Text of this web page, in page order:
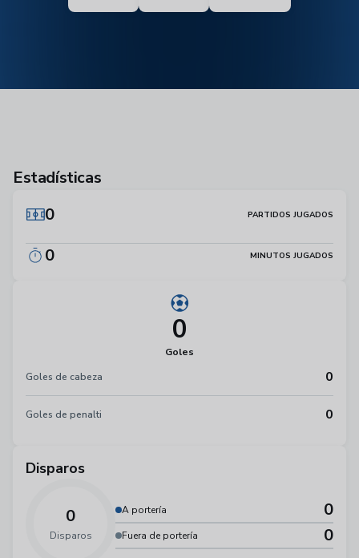
Estadísticas
0
PARTIDOS JUGADOS
0 MINUTOS JUGADOS
0
Goles
Goles de cabeza
0
Goles de penalti 0
Disparos
0
Disparos
A portería 0
Fuera de portería 0